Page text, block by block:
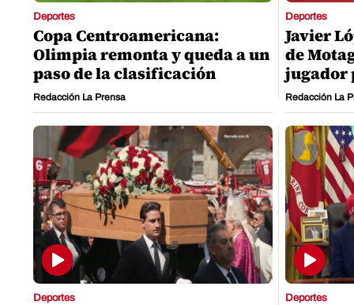
Deportes
Copa Centroamericana:
Olimpia remonta y queda a un
paso de la clasificación
Redacción La Prensa
Deportes
Javier
de
jugador
Redacción La
Deportes Deportes